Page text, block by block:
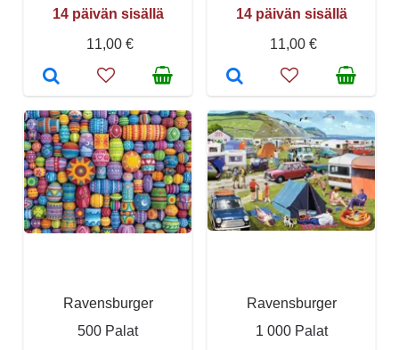
14 päivän sisällä
11,00 €
14 päivän sisällä
11,00 €
Ravensburger
500 Palat
Ravensburger
1 000 Palat